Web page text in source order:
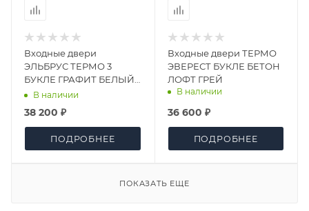
Входные двери
ЭЛЬБРУС ТЕРМО 3
БУКЛЕ ГРАФИТ БЕЛЫЙ
МАТОВЫЙ
В наличии
38 200 ₽
ПОДРОБНЕЕ
Входные двери ТЕРМО
ЭВЕРЕСТ БУКЛЕ БЕТОН
ЛОФТ ГРЕЙ
В наличии
36 600 ₽
ПОДРОБНЕЕ
ПОКАЗАТЬ ЕЩЕ